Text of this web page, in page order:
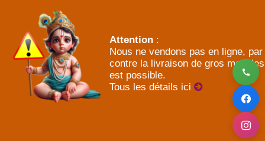
Attention :
Nous ne vendons pas en ligne, par
contre la livraison de gros meubles
est possible.
Tous les détails ici